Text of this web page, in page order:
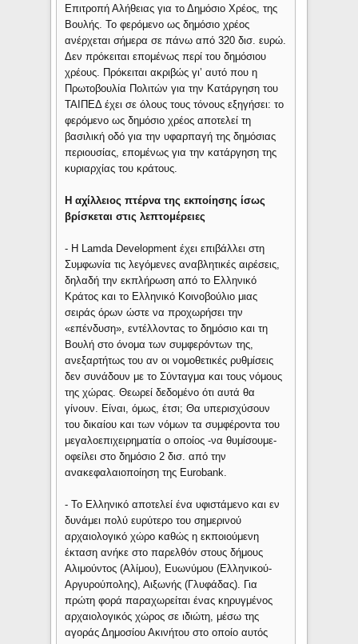
Επιτροπή Αλήθειας για το Δημόσιο Χρέος, της
Βουλής. Το φερόμενο ως δημόσιο χρέος
ανέρχεται σήμερα σε πάνω από 320 δισ. ευρώ.
Δεν πρόκειται επομένως περί του δημόσιου
χρέους. Πρόκειται ακριβώς γι’ αυτό που η
Πρωτοβουλία Πολιτών για την Κατάργηση του
ΤΑΙΠΕΔ έχει σε όλους τους τόνους εξηγήσει: το
φερόμενο ως δημόσιο χρέος αποτελεί τη
βασιλική οδό για την υφαρπαγή της δημόσιας
περιουσίας, επομένως για την κατάργηση της
κυριαρχίας του κράτους.
Η αχίλλειος πτέρνα της εκποίησης ίσως
βρίσκεται στις λεπτομέρειες
- Η Lamda Development έχει επιβάλλει στη
Συμφωνία τις λεγόμενες αναβλητικές αιρέσεις,
δηλαδή την εκπλήρωση από το Ελληνικό
Κράτος και το Ελληνικό Κοινοβούλιο μιας
σειράς όρων ώστε να προχωρήσει την
«επένδυση», εντέλλοντας το δημόσιο και τη
Βουλή στο όνομα των συμφερόντων της,
ανεξαρτήτως του αν οι νομοθετικές ρυθμίσεις
δεν συνάδουν με το Σύνταγμα και τους νόμους
της χώρας. Θεωρεί δεδομένο ότι αυτά θα
γίνουν. Είναι, όμως, έτσι; Θα υπερισχύσουν
του δικαίου και των νόμων τα συμφέροντα του
μεγαλοεπιχειρηματία ο οποίος -να θυμίσουμε-
οφείλει στο δημόσιο 2 δισ. από την
ανακεφαλαιοποίηση της Eurobank.
- Το Ελληνικό αποτελεί ένα υφιστάμενο και εν
δυνάμει πολύ ευρύτερο του σημερινού
αρχαιολογικό χώρο καθώς η εκποιούμενη
έκταση ανήκε στο παρελθόν στους δήμους
Αλιμούντος (Αλίμου), Ευωνύμου (Ελληνικού-
Αργυρούπολης), Αιξωνής (Γλυφάδας). Για
πρώτη φορά παραχωρείται ένας κηρυγμένος
αρχαιολογικός χώρος σε ιδιώτη, μέσω της
αγοράς Δημοσίου Ακινήτου στο οποίο αυτός